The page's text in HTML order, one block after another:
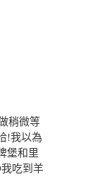
稍微等
!我以為
堡和里
吃到羊